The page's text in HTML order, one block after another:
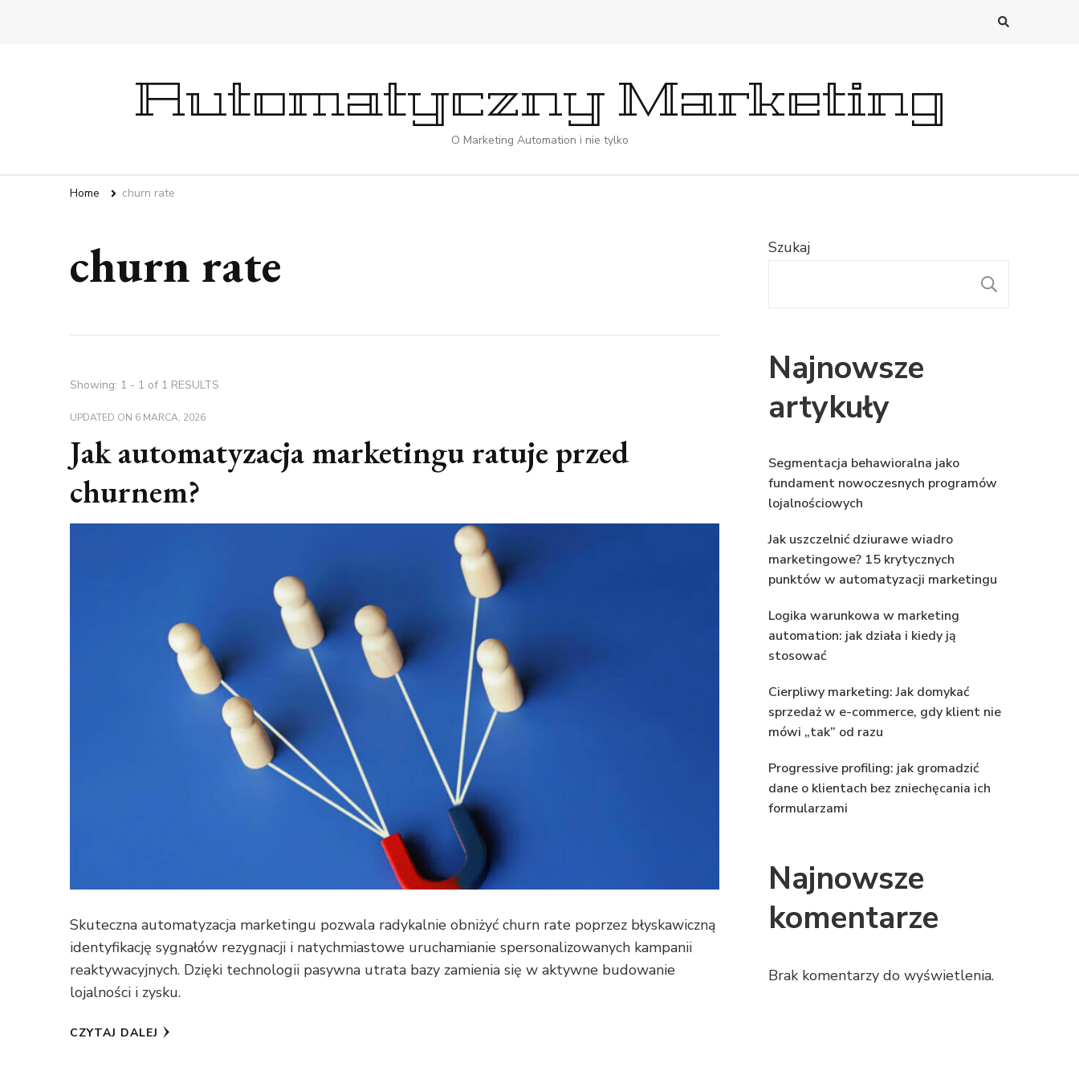
Automatyczny Marketing
O Marketing Automation i nie tylko
Home churn rate
churn rate
Showing: 1 - 1 of 1 RESULTS
UPDATED ON 6 MARCA, 2026
Jak automatyzacja marketingu ratuje przed
churnem?
Skuteczna automatyzacja marketingu pozwala radykalnie obniżyć churn rate poprzez błyskawiczną
identyfikację sygnałów rezygnacji i natychmiastowe uruchamianie spersonalizowanych kampanii
reaktywacyjnych. Dzięki technologii pasywna utrata bazy zamienia się w aktywne budowanie
lojalności i zysku.
CZYTAJ DALEJ
Szukaj
Najnowsze
artykuły
Segmentacja behawioralna jako
fundament nowoczesnych programów
lojalnościowych
Jak uszczelnić dziurawe wiadro
marketingowe? 15 krytycznych
punktów w automatyzacji marketingu
Logika warunkowa w marketing
automation: jak działa i kiedy ją
stosować
Cierpliwy marketing: Jak domykać
sprzedaż w e-commerce, gdy klient nie
mówi „tak” od razu
Progressive profiling: jak gromadzić
dane o klientach bez zniechęcania ich
formularzami
Najnowsze
komentarze
Brak komentarzy do wyświetlenia.